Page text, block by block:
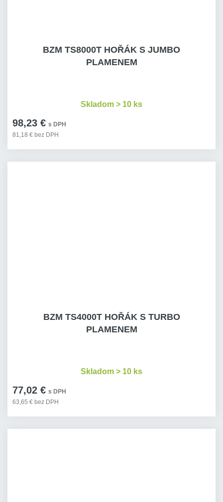
BZM TS8000T HOŘÁK S JUMBO
PLAMENEM
98,23 € s DPH
81,18 € bez DPH
Skladom > 10 ks
BZM TS4000T HOŘÁK S TURBO
PLAMENEM
77,02 € s DPH
63,65 € bez DPH
Skladom > 10 ks